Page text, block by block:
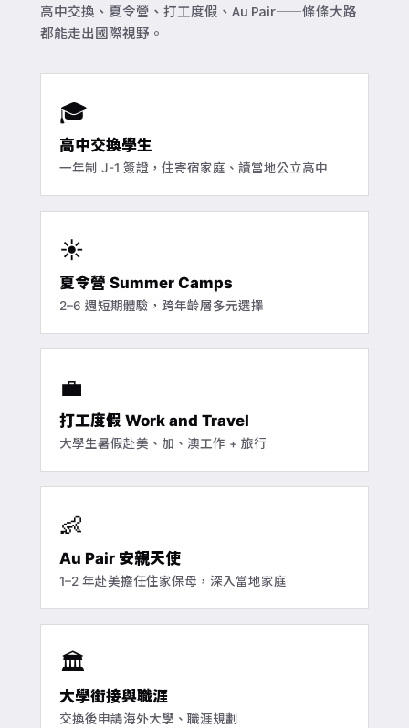
高中交換、夏令營、打工度假、Au Pair——條條大路
都能走出國際視野。
🎓
高中交換學生
一年制 J-1 簽證，住寄宿家庭、讀當地公立高中
☀️
夏令營 Summer Camps
2–6 週短期體驗，跨年齡層多元選擇
💼
打工度假 Work and Travel
大學生暑假赴美、加、澳工作 + 旅行
👶
Au Pair 安親天使
1–2 年赴美擔任住家保母，深入當地家庭
🏛️
大學銜接與職涯
交換後申請海外大學、職涯規劃